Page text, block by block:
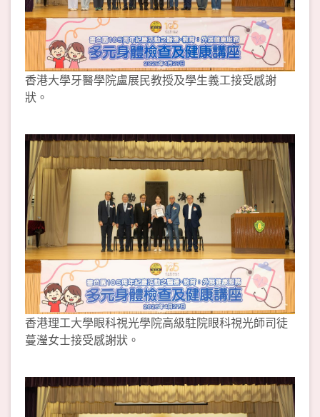
香港大學牙醫學院盧展民教授及學生義工接受感謝
狀。
香港理工大學眼科視光學院高級駐院眼科視光師司徒
蔓瀅女士接受感謝狀。